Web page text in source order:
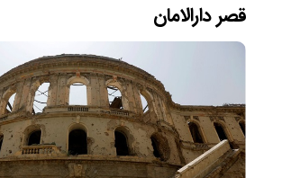
قصر دارالامان